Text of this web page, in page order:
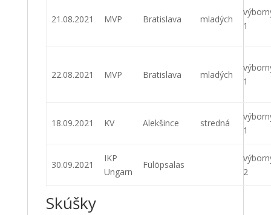
21.08.2021 MVP Bratislava mladých
1
22.08.2021 MVP Bratislava mladých
1
18.09.2021 KV Alekšince stredná
1
30.09.2021
IKP
Ungarn
Fülöpsalas
2
Skúšky